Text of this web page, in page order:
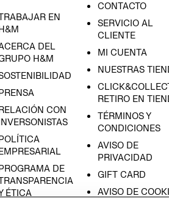
EN
DEL
H&M
CON
DE
ÉTICA
CONTACTO
SERVICIO AL
CLIENTE
MI CUENTA
NUESTRAS
RETIRO EN
TÉRMINOS Y
CONDICIONES
AVISO DE
PRIVACIDAD
GIFT CARD
AVISO DE